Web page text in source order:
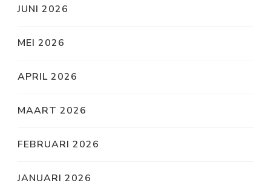
JUNI 2026
MEI 2026
APRIL 2026
MAART 2026
FEBRUARI 2026
JANUARI 2026